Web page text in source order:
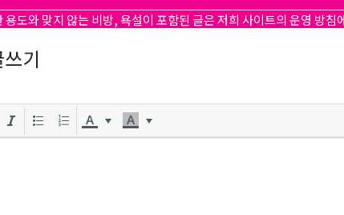
용도와 맞지 않는 비방, 욕설이 포함된 글은 저희 사이트의 운영 방
기